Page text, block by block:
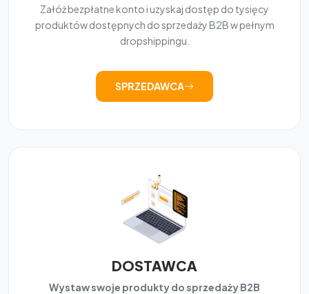
Załóż bezpłatne konto i uzyskaj dostęp do tysięcy
produktów dostępnych do sprzedaży B2B w pełnym
dropshippingu.
SPRZEDAWCA
DOSTAWCA
Wystaw swoje produkty do sprzedaży B2B